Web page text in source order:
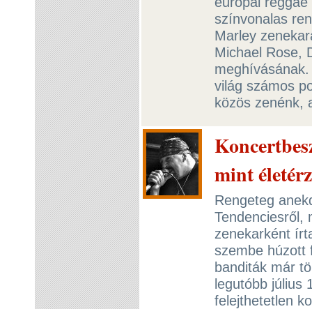
színvonalas
Marley
Michael Rose,
világ számos
közös zenénk,
mint
Rengeteg
Tendenciesről,
zenekarként
szembe húzott
banditák már
legutóbb július
felejthetetlen